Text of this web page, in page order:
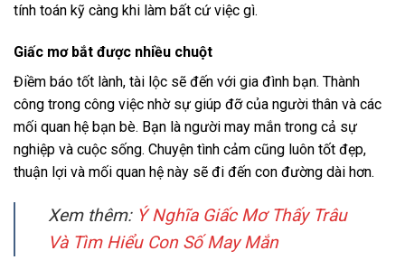
tính toán kỹ càng khi làm bất cứ việc gì.
Giấc mơ bắt được nhiều chuột
Điềm báo tốt lành, tài lộc sẽ đến với gia đình bạn. Thành
công trong công việc nhờ sự giúp đỡ của người thân và các
mối quan hệ bạn bè. Bạn là người may mắn trong cả sự
nghiệp và cuộc sống. Chuyện tình cảm cũng luôn tốt đẹp,
thuận lợi và mối quan hệ này sẽ đi đến con đường dài hơn.
Xem thêm: Ý Nghĩa Giấc Mơ Thấy Trâu
Và Tìm Hiểu Con Số May Mắn